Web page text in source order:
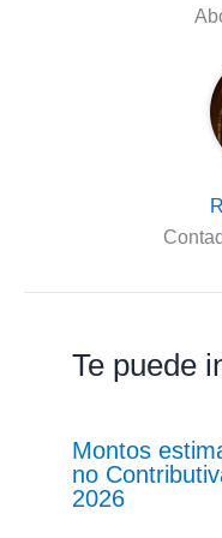
Te puede
Montos
no
2026